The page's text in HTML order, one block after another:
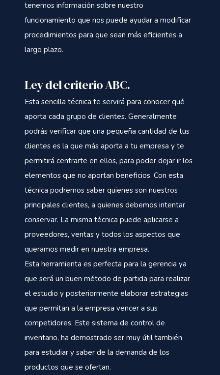
tenemos información sobre nuestro
funcionamiento que nos puede ayudar a modificar
procedimientos para que sean más eficientes a
largo plazo.
Ley del criterio ABC.
Esta sencilla técnica te servirá para conocer qué
aporta cada grupo de clientes. Generalmente
podrás verificar que una pequeña cantidad de tus
clientes es la que más aporta a tu empresa y te
permitirá centrarte en ellos, para poder dejar ir los
elementos que no aportan beneficios. Con esta
técnica podremos saber quienes son nuestros
principales clientes, a quienes debemos intentar
conservar. La misma técnica puede aplicarse a
proveedores, ventas y todos los aspectos que
queramos medir en nuestra empresa.
Esta herramienta es perfecta para la gerencia ya
que será un buen método de partida para realizar
el estudio y posteriormente elaborar estrategias
que permitan a la empresa vencer a sus
competidores. Este sistema de control de
inventario, ha demostrado ser muy útil también
para estudiar y saber de la demanda de los
productos que se ofertan.